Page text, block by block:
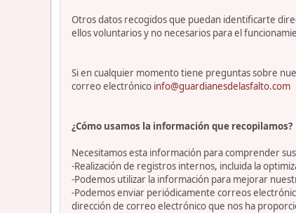
Otros datos recogidos que puedan identificarte
ellos voluntarios y no necesarios para el
Si en cualquier momento tiene preguntas sobre
correo electrónico info@guardianesdelasfalto.com
¿Cómo usamos la información que recopilamos?
Necesitamos esta información para comprender
-Realización de registros internos, incluida la
-Podemos utilizar la información para mejorar
-Podemos enviar periódicamente correos
dirección de correo electrónico que nos ha